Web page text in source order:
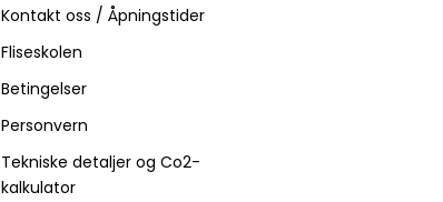
Kontakt oss / Åpningstider
Fliseskolen
Betingelser
Personvern
Tekniske detaljer og Co2-
kalkulator